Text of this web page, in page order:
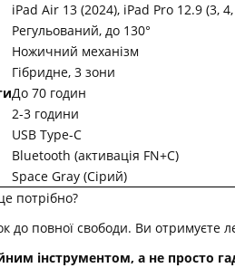
iPad Air 13 (2024), iPad Pro 12.9 (3,
Регульований, до 130°
Ножичний механізм
Гібридне, 3 зони
До 70 годин
2-3 години
USB Type-C
Bluetooth (активація FN+C)
Space Gray (Сірий)
потрібно?
до повної свободи. Ви отримуєте
інструментом, а не просто